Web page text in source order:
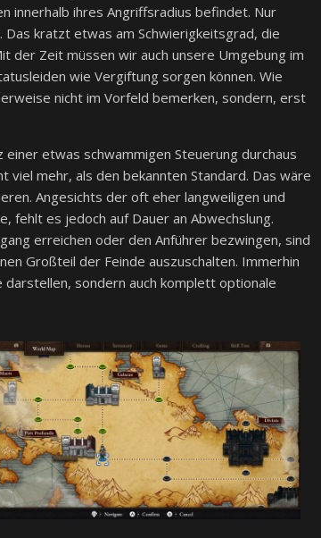
innerhalb ihres Angriffsradius befindet. Nur
kratzt etwas am Schwierigkeitsgrad, die
der Zeit müssen wir auch unsere Umgebung im
wie Vergiftung sorgen können. Wie
nicht im Vorfeld bemerken, sondern, erst
etwas schwammigen Steuerung durchaus
mehr, als den bekannten Standard. Das wäre
Angesichts der oft eher langweiligen und
fehlt es jedoch auf Dauer an Abwechslung.
erreichen oder den Anführer bezwingen, sind
Großteil der Feinde auszuschalten. Immerhin
sondern auch komplett optionale